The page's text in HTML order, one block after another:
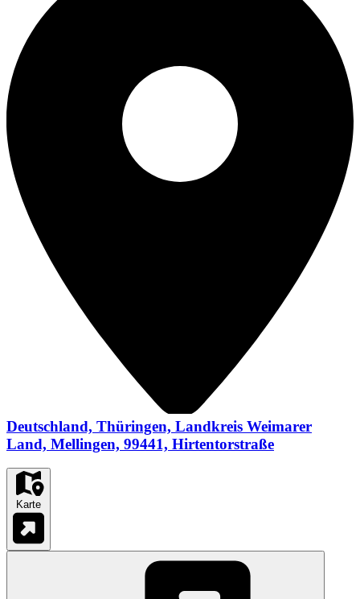
Deutschland, Thüringen, Landkreis Weimarer
Land, Mellingen, 99441, Hirtentorstraße
Karte